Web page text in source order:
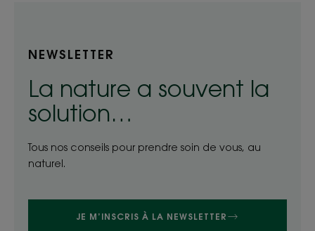
NEWSLETTER
La nature a souvent la
solution…
Tous nos conseils pour prendre soin de vous, au
naturel.
JE M’INSCRIS À LA NEWSLETTER